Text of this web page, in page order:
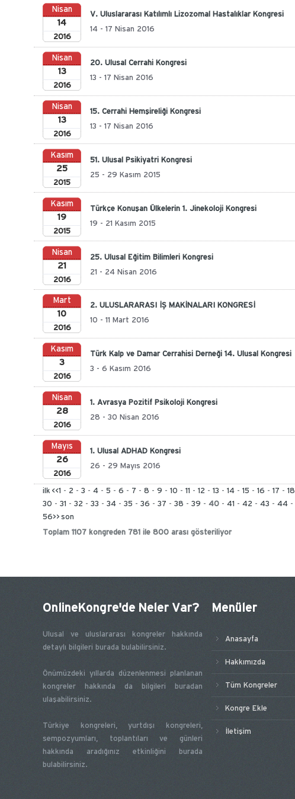
Nisan
14
2016
V. Uluslararası Katılımlı Lizozomal Hastalıklar Kongresi
14 - 17 Nisan 2016
Nisan
13
2016
20. Ulusal Cerrahi Kongresi
13 - 17 Nisan 2016
Nisan
13
2016
15. Cerrahi Hemşireliği Kongresi
13 - 17 Nisan 2016
Kasım
25
2015
51. Ulusal Psikiyatri Kongresi
25 - 29 Kasım 2015
Kasım
19
2015
Türkçe Konuşan Ülkelerin 1. Jinekoloji Kongresi
19 - 21 Kasım 2015
Nisan
21
2016
25. Ulusal Eğitim Bilimleri Kongresi
21 - 24 Nisan 2016
Mart
10
2016
2. ULUSLARARASI İŞ MAKİNALARI KONGRESİ
10 - 11 Mart 2016
Kasım
3
2016
Türk Kalp ve Damar Cerrahisi Derneği 14. Ulusal Kongresi
3 - 6 Kasım 2016
Nisan
28
2016
1. Avrasya Pozitif Psikoloji Kongresi
28 - 30 Nisan 2016
Mayıs
26
2016
1. Ulusal ADHAD Kongresi
26 - 29 Mayıs 2016
ilk <<1 - 2 - 3 - 4 - 5 - 6 - 7 - 8 - 9 - 10 - 11 - 12 - 13 - 14 - 15 - 16 - 17 - 18
30 - 31 - 32 - 33 - 34 - 35 - 36 - 37 - 38 - 39 - 40 - 41 - 42 - 43 - 44 -
56>> son
Toplam 1107 kongreden 781 ile 800 arası gösteriliyor
OnlineKongre'de Neler Var?
Ulusal ve uluslararası kongreler hakkında
detaylı bilgileri burada bulabilirsiniz.
Önümüzdeki yıllarda düzenlenmesi planlanan
kongreler hakkında da bilgileri buradan
ulaşabilirsiniz.
Türkiye kongreleri, yurtdışı kongreleri,
sempozyumları, toplantıları ve günleri
hakkında aradığınız etkinliğini burada
bulabilirsiniz.
Menüler
Anasayfa
Hakkımızda
Tüm Kongreler
Kongre Ekle
İletişim